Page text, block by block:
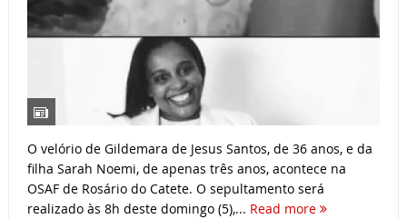
O velório de Gildemara de Jesus Santos, de 36 anos, e da
filha Sarah Noemi, de apenas três anos, acontece na
OSAF de Rosário do Catete. O sepultamento será
realizado às 8h deste domingo (5),... Read more